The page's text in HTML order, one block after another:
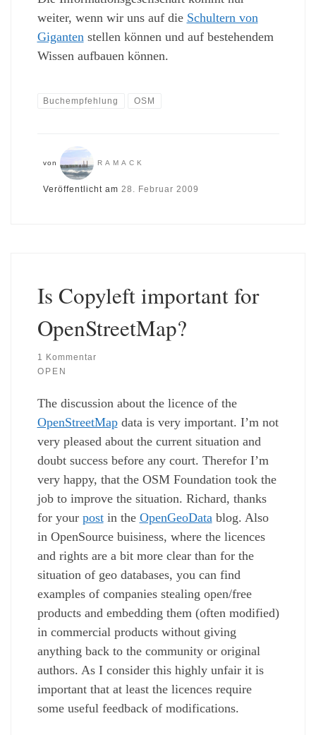
weiter, wenn wir uns auf die Schultern von
Gigantenstellen können und auf bestehendem
Wissen aufbauen können.
Buchempfehlung OSM
von RAMACK
Veröffentlicht am 28. Februar 2009
Is Copyleft important for
OpenStreetMap?
1 Kommentar
OPEN
The discussion about the licence of the
OpenStreetMapdata is very important. I’m not
very pleased about the current situation and
doubt success before any court. Therefor I’m
very happy, that the OSM Foundation took the
job to improve the situation. Richard, thanks
for your postin the OpenGeoDatablog. Also
in OpenSource buisiness, where the licences
and rights are a bit more clear than for the
situation of geo databases, you can find
examples of companies stealing open/free
products and embedding them (often modified)
in commercial products without giving
anything back to the community or original
authors. As I consider this highly unfair it is
important that at least the licences require
some useful feedback of modifications.